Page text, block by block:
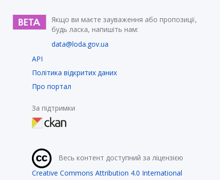
Якщо ви маєте зауваження або пропозиції,
будь ласка, напишіть нам:
data@loda.gov.ua
API
Політика відкритих даних
Про портал
За підтримки
Весь контент доступний за ліцензією
Creative Commons Attribution 4.0 International